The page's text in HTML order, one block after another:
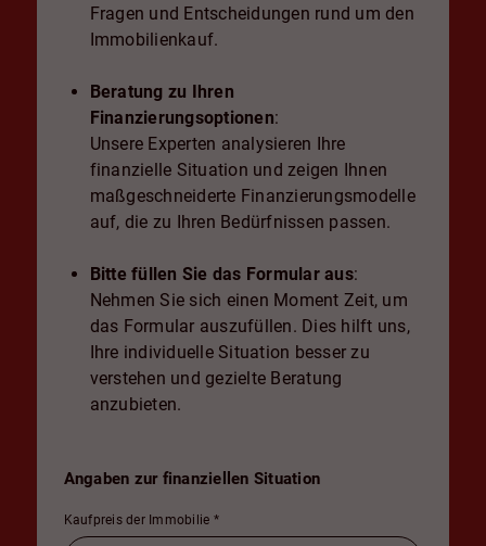
Fragen und Entscheidungen rund um den
Immobilienkauf.
Beratung zu Ihren
Finanzierungsoptionen:
Unsere Experten analysieren Ihre
finanzielle Situation und zeigen Ihnen
maßgeschneiderte Finanzierungsmodelle
auf, die zu Ihren Bedürfnissen passen.
Bitte füllen Sie das Formular aus:
Nehmen Sie sich einen Moment Zeit, um
das Formular auszufüllen. Dies hilft uns,
Ihre individuelle Situation besser zu
verstehen und gezielte Beratung
anzubieten.
Angaben zur finanziellen Situation
Kaufpreis der Immobilie *